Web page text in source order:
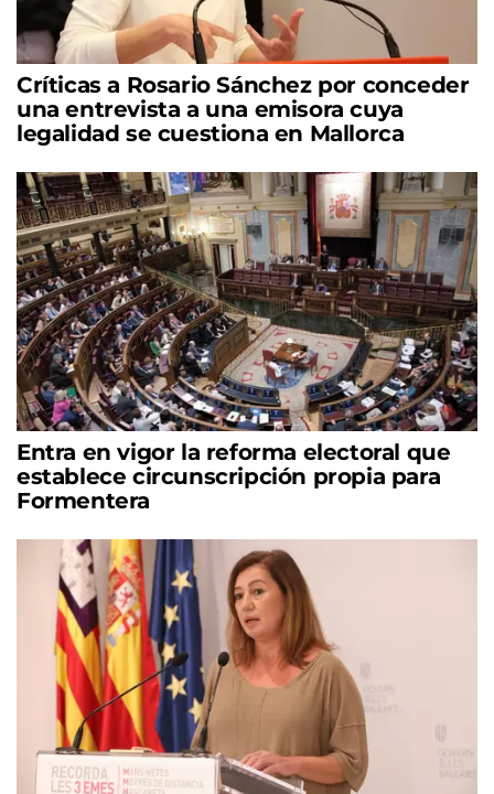
Críticas a Rosario Sánchez por conceder
una entrevista a una emisora cuya
legalidad se cuestiona en Mallorca
Entra en vigor la reforma electoral que
establece circunscripción propia para
Formentera